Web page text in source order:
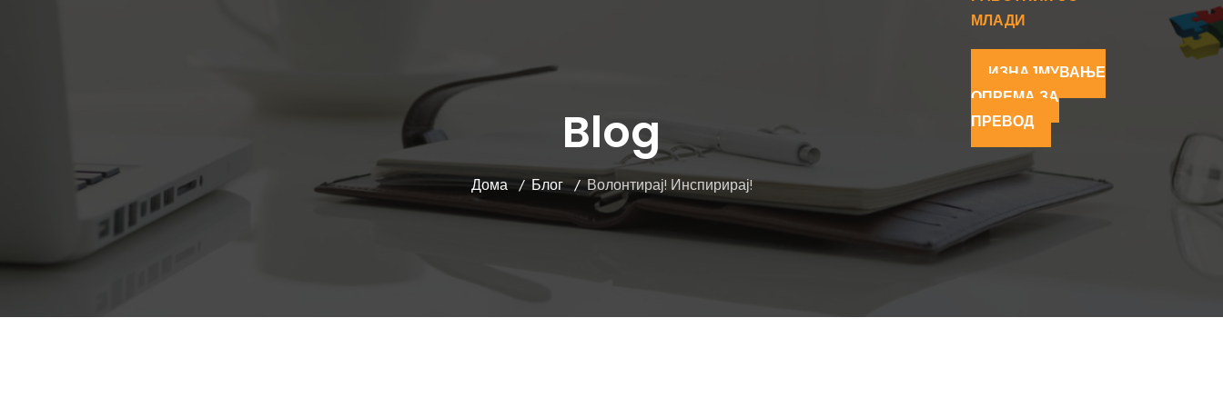
МЛАДИ
ИЗНАЈМУВАЊЕ
ОПРЕМА ЗА
ПРЕВОД
Blog
Дома Блог Волонтирај! Инспирирај!